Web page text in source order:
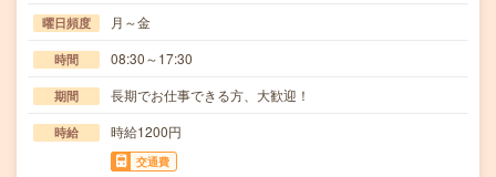
曜日頻度 月～金
時間 08:30～17:30
期間 長期でお仕事できる方、大歓迎！
時給 時給1200円
交通費